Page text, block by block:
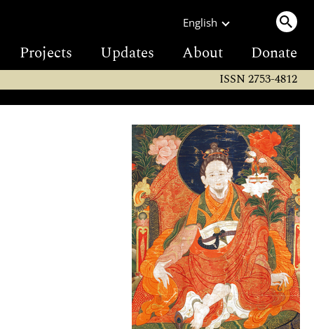
English
Projects Updates About Donate
ISSN 2753-4812